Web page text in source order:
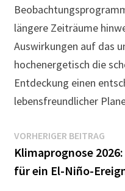
längere Zeiträume
Auswirkungen auf das
hochenergetisch die
Entdeckung einen
lebensfreundlicher
VORHERIGER BEITRAG
Klimaprognose
für ein El-Niño-